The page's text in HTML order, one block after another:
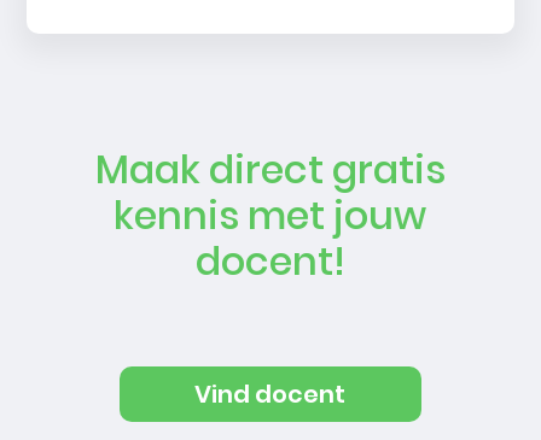
Maak direct gratis
kennis met jouw
docent!
Vind docent